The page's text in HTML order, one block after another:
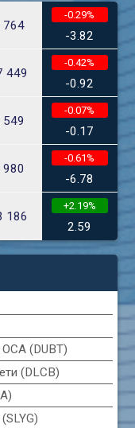
764
-0.29%
-3.82
449
-0.42%
-0.92
549
-0.07%
-0.17
980
-0.61%
-6.78
186
+2.19%
2.59
ОСА (DUBT)
(DLCB)